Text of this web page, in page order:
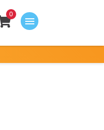
0
menu